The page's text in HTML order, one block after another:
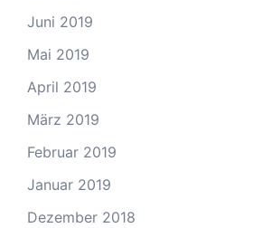
Juni 2019
Mai 2019
April 2019
März 2019
Februar 2019
Januar 2019
Dezember 2018